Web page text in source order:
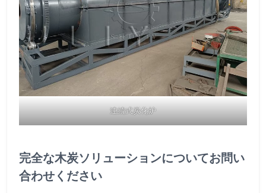
連続式炭化炉
完全な木炭ソリューションについてお問い
合わせください